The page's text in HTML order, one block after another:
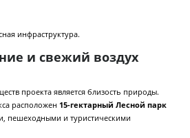
инфраструктура.
и свежий воздух
проекта является близость природы.
расположен 15-гектарный Лесной парк
пешеходными и туристическими